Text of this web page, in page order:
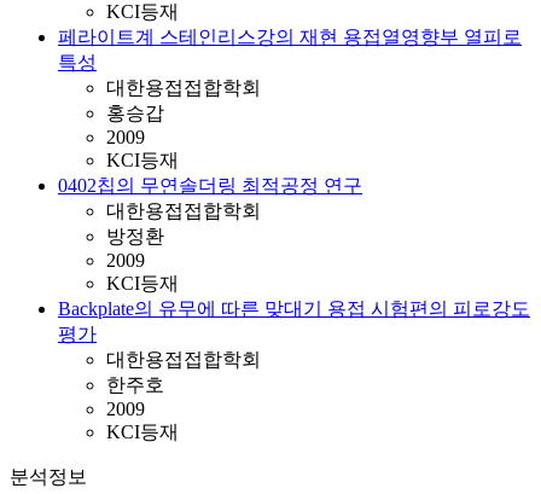
KCI등재
페라이트계 스테인리스강의 재현 용접열영향부 열피로
특성
대한용접접합학회
홍승갑
2009
KCI등재
0402칩의 무연솔더링 최적공정 연구
대한용접접합학회
방정환
2009
KCI등재
Backplate의 유무에 따른 맞대기 용접 시험편의 피로강도
평가
대한용접접합학회
한주호
2009
KCI등재
분석정보